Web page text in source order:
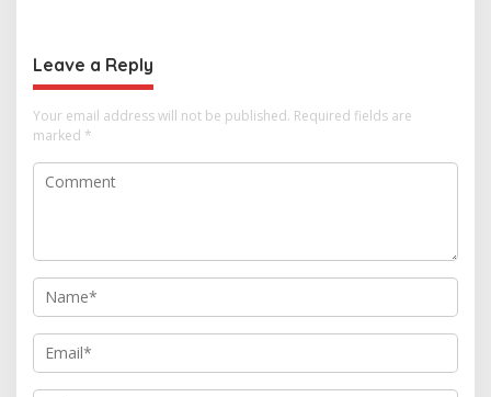
Leave a Reply
Your email address will not be published. Required fields are
marked *